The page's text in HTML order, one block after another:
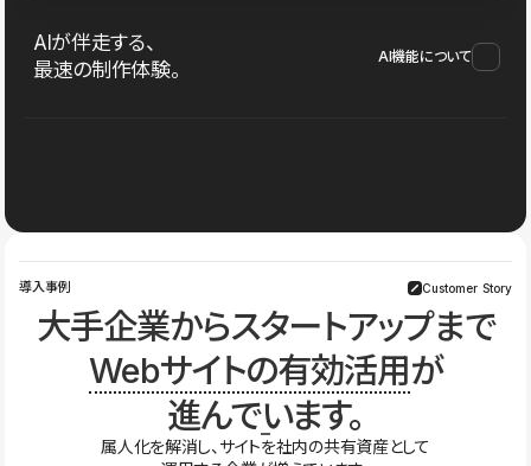
AIが伴走する、
最速の制作体験。
AI機能について
導入事例 Customer Story
大手企業からスタートアップまで
Webサイトの有効活用が
進んでいます。
属人化を解消し、サイトを社内の共有資産として